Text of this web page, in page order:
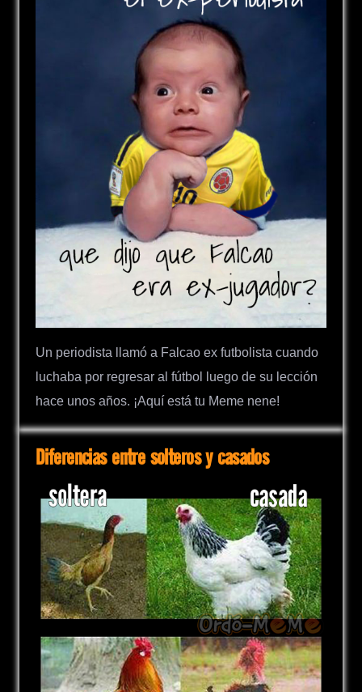
Un periodista llamó a Falcao ex futbolista cuando
luchaba por regresar al fútbol luego de su lección
hace unos años. ¡Aquí está tu Meme nene!
Diferencias entre solteros y casados